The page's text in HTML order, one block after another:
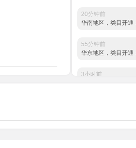
20分钟前
55分钟前
3小时前